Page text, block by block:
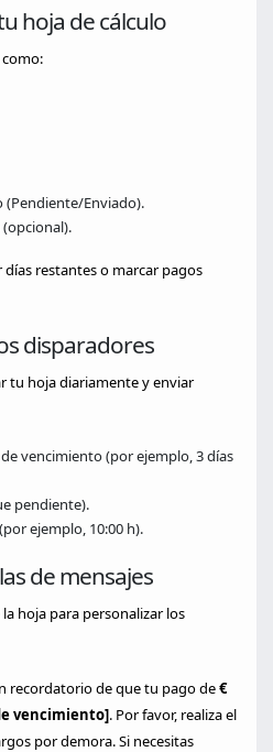
hoja de cálculo
(Pendiente/Enviado).
restantes o marcar pagos
disparadores
tu hoja diariamente y enviar
vencimiento (por ejemplo, 3 días
pendiente).
ejemplo, 10:00 h).
de mensajes
hoja para personalizar los
recordatorio de que tu pago de€
vencimiento]. Por favor, realiza el
por demora. Si necesitas